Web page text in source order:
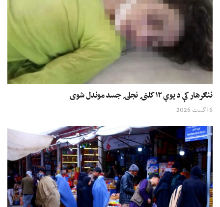
ننګرهار کې د یوې ۱۲ کلنۍ نجلۍ جسد موندل شوی
6 اگست 2026